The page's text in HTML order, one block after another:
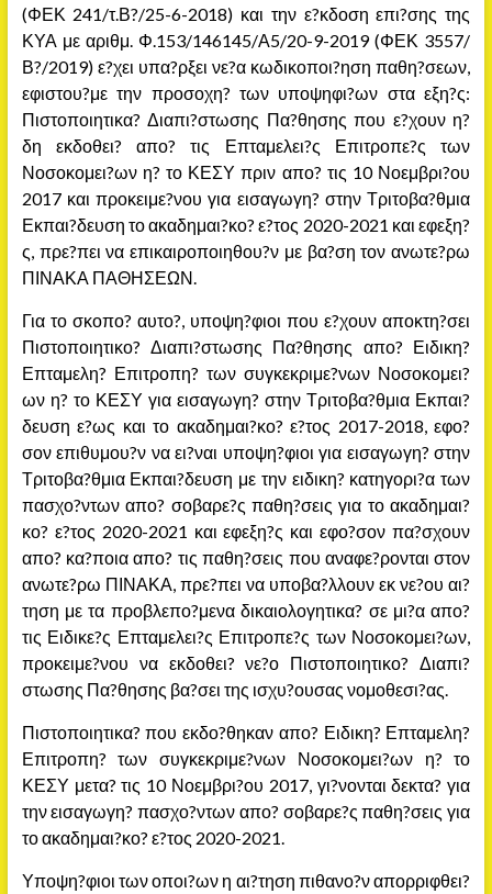
(ΦΕΚ 241/τ.Β?/25-6-2018) και την ε?κδοση επι?σης της
ΚΥΑ με αριθμ. Φ.153/146145/Α5/20-9-2019 (ΦΕΚ 3557/
Β?/2019) ε?χει υπα?ρξει νε?α κωδικοποι?ηση παθη?σεων,
εφιστου?με την προσοχη? των υποψηφι?ων στα εξη?ς:
Πιστοποιητικα? Διαπι?στωσης Πα?θησης που ε?χουν η?
δη εκδοθει? απο? τις Επταμελει?ς Επιτροπε?ς των
Νοσοκομει?ων η? το ΚΕΣΥ πριν απο? τις 10 Νοεμβρι?ου
2017 και προκειμε?νου για εισαγωγη? στην Τριτοβα?θμια
Εκπαι?δευση το ακαδημαι?κο? ε?τος 2020-2021 και εφεξη?
ς, πρε?πει να επικαιροποιηθου?ν με βα?ση τον ανωτε?ρω
ΠΙΝΑΚΑ ΠΑΘΗΣΕΩΝ.
Για το σκοπο? αυτο?, υποψη?φιοι που ε?χουν αποκτη?σει
Πιστοποιητικο? Διαπι?στωσης Πα?θησης απο? Ειδικη?
Επταμελη? Επιτροπη? των συγκεκριμε?νων Νοσοκομει?
ων η? το ΚΕΣΥ για εισαγωγη? στην Τριτοβα?θμια Εκπαι?
δευση ε?ως και το ακαδημαι?κο? ε?τος 2017-2018, εφο?
σον επιθυμου?ν να ει?ναι υποψη?φιοι για εισαγωγη? στην
Τριτοβα?θμια Εκπαι?δευση με την ειδικη? κατηγορι?α των
πασχο?ντων απο? σοβαρε?ς παθη?σεις για το ακαδημαι?
κο? ε?τος 2020-2021 και εφεξη?ς και εφο?σον πα?σχουν
απο? κα?ποια απο? τις παθη?σεις που αναφε?ρονται στον
ανωτε?ρω ΠΙΝΑΚΑ, πρε?πει να υποβα?λλουν εκ νε?ου αι?
τηση με τα προβλεπο?μενα δικαιολογητικα? σε μι?α απο?
τις Ειδικε?ς Επταμελει?ς Επιτροπε?ς των Νοσοκομει?ων,
προκειμε?νου να εκδοθει? νε?ο Πιστοποιητικο? Διαπι?
στωσης Πα?θησης βα?σει της ισχυ?ουσας νομοθεσι?ας.
Πιστοποιητικα? που εκδο?θηκαν απο? Ειδικη? Επταμελη?
Επιτροπη? των συγκεκριμε?νων Νοσοκομει?ων η? το
ΚΕΣΥ μετα? τις 10 Νοεμβρι?ου 2017, γι?νονται δεκτα? για
την εισαγωγη? πασχο?ντων απο? σοβαρε?ς παθη?σεις για
το ακαδημαι?κο? ε?τος 2020-2021.
Υποψη?φιοι των οποι?ων η αι?τηση πιθανο?ν απορριφθει?